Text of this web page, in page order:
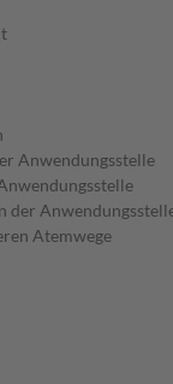
Anwendungsstelle
der
Atemwege